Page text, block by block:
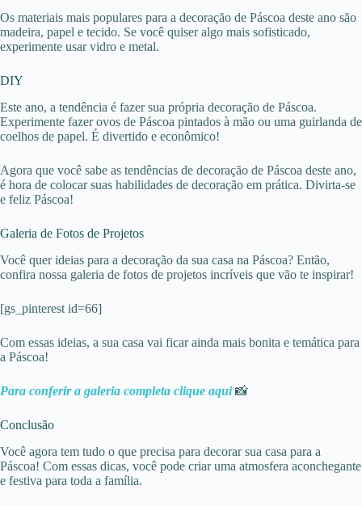
Os materiais mais populares para a decoração de Páscoa deste ano são
madeira, papel e tecido. Se você quiser algo mais sofisticado,
experimente usar vidro e metal.
DIY
Este ano, a tendência é fazer sua própria decoração de Páscoa.
Experimente fazer ovos de Páscoa pintados à mão ou uma guirlanda de
coelhos de papel. É divertido e econômico!
Agora que você sabe as tendências de decoração de Páscoa deste ano,
é hora de colocar suas habilidades de decoração em prática. Divirta-se
e feliz Páscoa!
Galeria de Fotos de Projetos
Você quer ideias para a decoração da sua casa na Páscoa? Então,
confira nossa galeria de fotos de projetos incríveis que vão te inspirar!
[gs_pinterest id=66]
Com essas ideias, a sua casa vai ficar ainda mais bonita e temática para
a Páscoa!
Para conferir a galeria completa clique aqui📸
Conclusão
Você agora tem tudo o que precisa para decorar sua casa para a
Páscoa! Com essas dicas, você pode criar uma atmosfera aconchegante
e festiva para toda a família.